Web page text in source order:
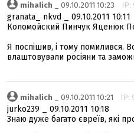
mihalich _ 09.10.2011 10:23 IP:
granata_ nkvd _ 09.10.2011 10:11
Коломойский Пинчук Яценюк
Я поспішив, і тому помилився.
влаштовували росіяни та
mihalich _ 09.10.2011 10:21 IP:
jurko239 _ 09.10.2011 10:18
Знаю дуже багато євреїв, які